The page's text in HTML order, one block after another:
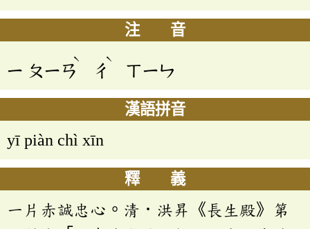
注 音
ㄧ ㄆㄧㄢ
ˋ
ㄔ
ˋ
ㄒㄧㄣ
漢語拼音
yī piàn chì xīn
釋 義
一片赤誠忠心。清．洪昇《長生殿》第